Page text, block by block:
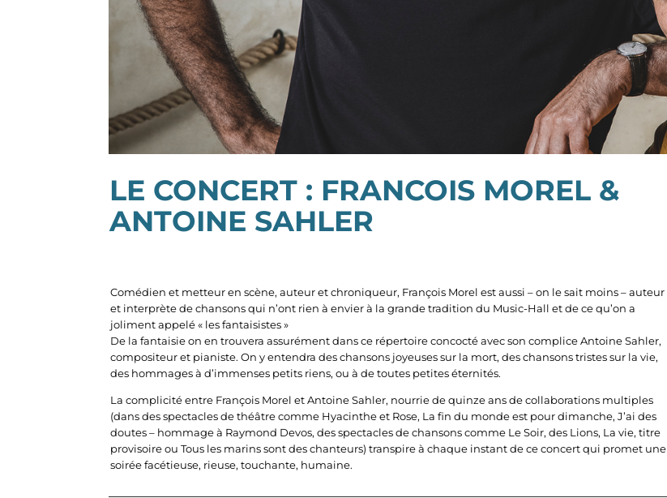
LE CONCERT : FRANCOIS MOREL &
ANTOINE SAHLER
Comédien et metteur en scène, auteur et chroniqueur, François Morel est aussi – on le sait moins – auteur
et interprète de chansons qui n’ont rien à envier à la grande tradition du Music-Hall et de ce qu’on a
joliment appelé « les fantaisistes »
De la fantaisie on en trouvera assurément dans ce répertoire concocté avec son complice Antoine Sahler,
compositeur et pianiste. On y entendra des chansons joyeuses sur la mort, des chansons tristes sur la vie,
des hommages à d’immenses petits riens, ou à de toutes petites éternités.
La complicité entre François Morel et Antoine Sahler, nourrie de quinze ans de collaborations multiples
(dans des spectacles de théâtre comme Hyacinthe et Rose, La fin du monde est pour dimanche, J’ai des
doutes – hommage à Raymond Devos, des spectacles de chansons comme Le Soir, des Lions, La vie, titre
provisoire ou Tous les marins sont des chanteurs) transpire à chaque instant de ce concert qui promet une
soirée facétieuse, rieuse, touchante, humaine.